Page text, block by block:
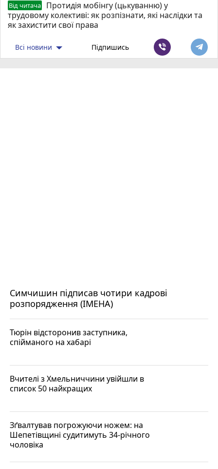
Від читача
Протидія мобінгу (цькуванню) у
трудовому колективі: як розпізнати, які наслідки та
як захистити свої права
Всі новини Підпишись
Симчишин підписав чотири кадрові
розпорядження (ІМЕНА)
Тюрін відсторонив заступника,
спійманого на хабарі
Вчителі з Хмельниччини увійшли в
список 50 найкращих
Зґвалтував погрожуючи ножем: на
Шепетівщині судитимуть 34-річного
чоловіка